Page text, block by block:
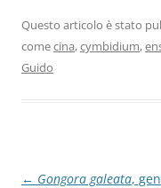
Questo articolo è stato
comecina,cymbidium,
Guido
Navigazione
← Gongora galeata,